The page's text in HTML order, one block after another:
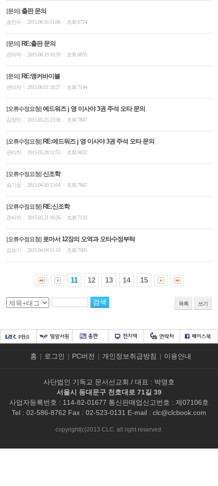
[문의] 출판 문의
송인수 2015.06.16 11:06 조회 6724
[문의] RE:출판 문의
관리자 2015.06.19 16:59 조회 6835
[문의] RE:앵커바이블
관리자 2015.06.01 18:27 조회 7144
[오류수정요청] 에드워즈 j 영 이사야 3권 주석 오타 문의
김정민 2015.05.25 23:36 조회 7847
[오류수정요청] RE:에드워즈 j 영 이사야 3권 주석 오타 문의
관리자 2015.05.28 12:55 조회 6632
[오류수정요청] 신조학
송기성 2015.04.10 15:04 조회 7867
[오류수정요청] RE:신조학
관리자 2015.05.21 18:26 조회 7133
[오류수정요청] 로마서 12장의 오역과 오타수정부탁
김승기 2015.04.04 11:19 조회 7085
11 12 13 14 15
목록 쓰기
홈 | 로그인 | PC버전 | 개인정보취급방침 | 이용안내
사단법인 기독교 문서선교회 / 대표 : 박영호
서울시 동대문구 천호대로 71길 39
사업자등록번호 : 114-82-01677 통신판매업신고번호 : 제07106호
Tel : 02-586-8762 Fax : 02-523-0131 E-mail : clc@clcbook.com
copyright(c)2013 CLC. all right reserved.